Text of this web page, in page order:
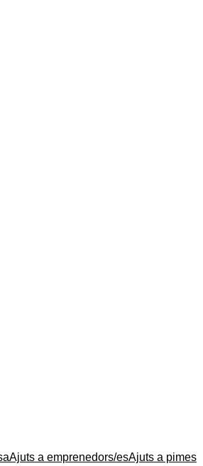
Ajuts a emprenedors/esAjuts a pimes